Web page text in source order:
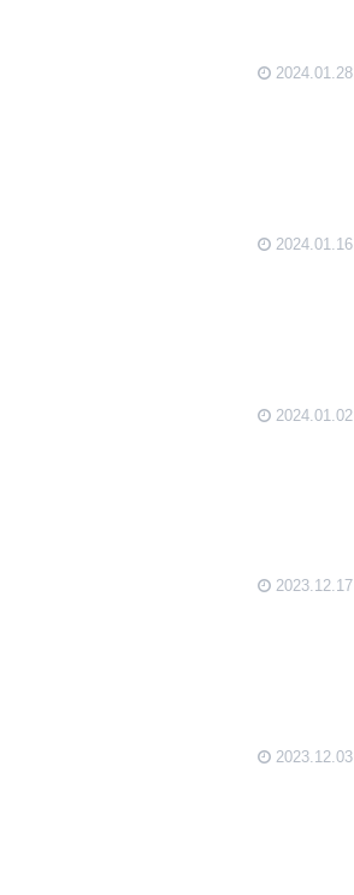
2024.01.28
2024.01.16
2024.01.02
2023.12.17
2023.12.03